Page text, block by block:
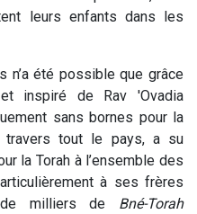
leurs enfants dans les
n’a été possible que grâce
inspiré de Rav 'Ovadia
sans bornes pour la
travers tout le pays, a su
la Torah à l’ensemble des
à ses frères
de milliers de Bné-Torah